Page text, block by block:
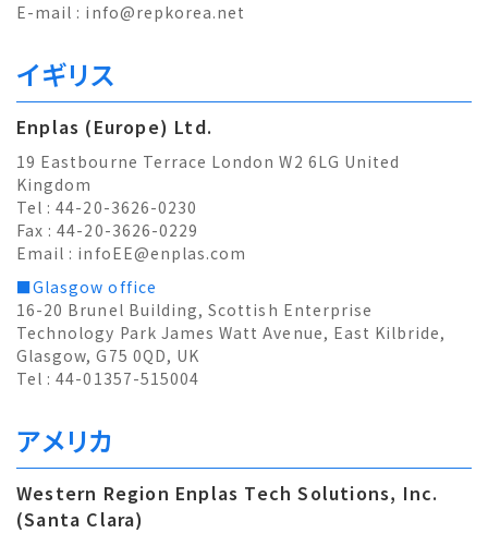
E-mail : info@repkorea.net
イギリス
Enplas (Europe) Ltd.
19 Eastbourne Terrace London W2 6LG United
Kingdom
Tel : 44-20-3626-0230
Fax : 44-20-3626-0229
Email : infoEE@enplas.com
■Glasgow office
16-20 Brunel Building, Scottish Enterprise
Technology Park James Watt Avenue, East Kilbride,
Glasgow, G75 0QD, UK
Tel : 44-01357-515004
アメリカ
Western Region Enplas Tech Solutions, Inc.
(Santa Clara)